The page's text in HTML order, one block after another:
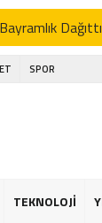
Dağıttı
kazası
Dağıttı
SPOR
TEKNOLOJİ